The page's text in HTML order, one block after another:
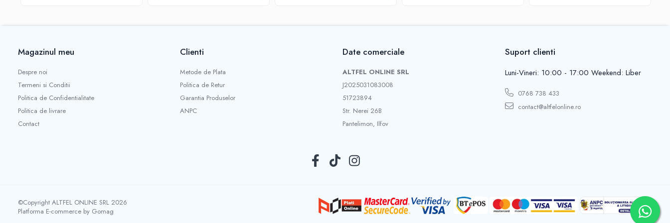
Sapun
Spumant de Baie
Epilare
Absorbante
Servetele Umede pentru Adulti
Igiena Orala
Magazinul meu
Despre noi
Termeni si Conditii
Politica de Confidentialitate
Politica de livrare
Contact
Clienti
Metode de Plata
Politica de Retur
Garantia Produselor
ANPC
Date comerciale
ALTFEL ONLINE SRL
J2025031083008
51723894
Str. Nerei 26B
Pantelimon, Ilfov
Suport clienti
Luni-Vineri: 10:00 - 17:00 Weekend: Liber
0768 738 433
contact@altfelonline.ro
©Copyright ALTFEL ONLINE SRL 2026
Platforma E-commerce by Gomag